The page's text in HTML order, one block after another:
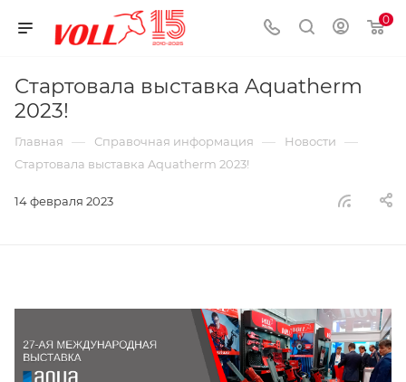
0
Стартовала выставка Aquatherm
2023!
Главная — Справочная информация — Новости —
Стартовала выставка Aquatherm 2023!
14 февраля 2023